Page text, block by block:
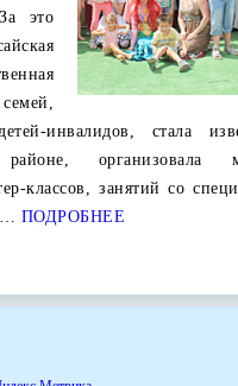
это
инвалидов, стала
организовала
классов, занятий со
ПОДРОБНЕЕ